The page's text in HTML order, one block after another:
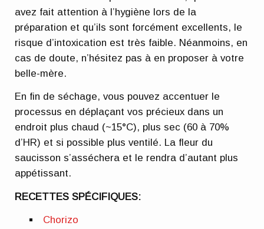
avez fait attention à l’hygiène lors de la
préparation et qu’ils sont forcément excellents, le
risque d’intoxication est très faible. Néanmoins, en
cas de doute, n’hésitez pas à en proposer à votre
belle-mère.
En fin de séchage, vous pouvez accentuer le
processus en déplaçant vos précieux dans un
endroit plus chaud (~15°C), plus sec (60 à 70%
d’HR) et si possible plus ventilé. La fleur du
saucisson s’asséchera et le rendra d’autant plus
appétissant.
RECETTES SPÉCIFIQUES:
Chorizo